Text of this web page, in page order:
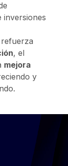
inversiones
, el
mejora
y